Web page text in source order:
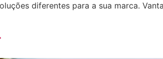
diferentes para a sua marca.